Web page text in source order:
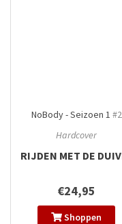
NoBody - Seizoen 1 #2
Hardcover
RIJDEN MET DE
€24,95
Shoppen